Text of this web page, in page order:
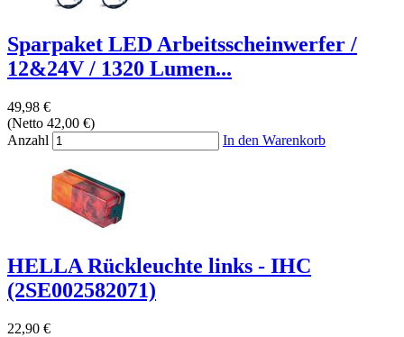
Sparpaket LED Arbeitsscheinwerfer /
12&24V / 1320 Lumen...
49,98 €
(Netto 42,00 €)
Anzahl
In den Warenkorb
HELLA Rückleuchte links - IHC
(2SE002582071)
22,90 €